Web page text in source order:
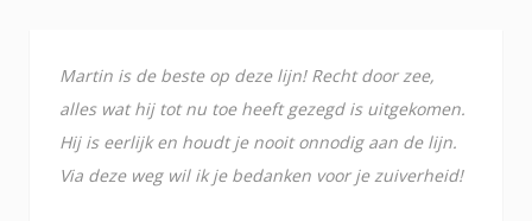
Martin is de beste op deze lijn! Recht door zee,
alles wat hij tot nu toe heeft gezegd is uitgekomen.
Hij is eerlijk en houdt je nooit onnodig aan de lijn.
Via deze weg wil ik je bedanken voor je zuiverheid!